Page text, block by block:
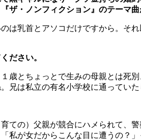
ザ・ノンフィクション』のテーマ曲
は乳首とアソコだけですから。そ
ださい。
歳とちょっとで生みの母親とは死
兄は私立の有名小学校に通ってい
ての）父親が競合にハメられて、
私が女だからこんな目に遭うの？